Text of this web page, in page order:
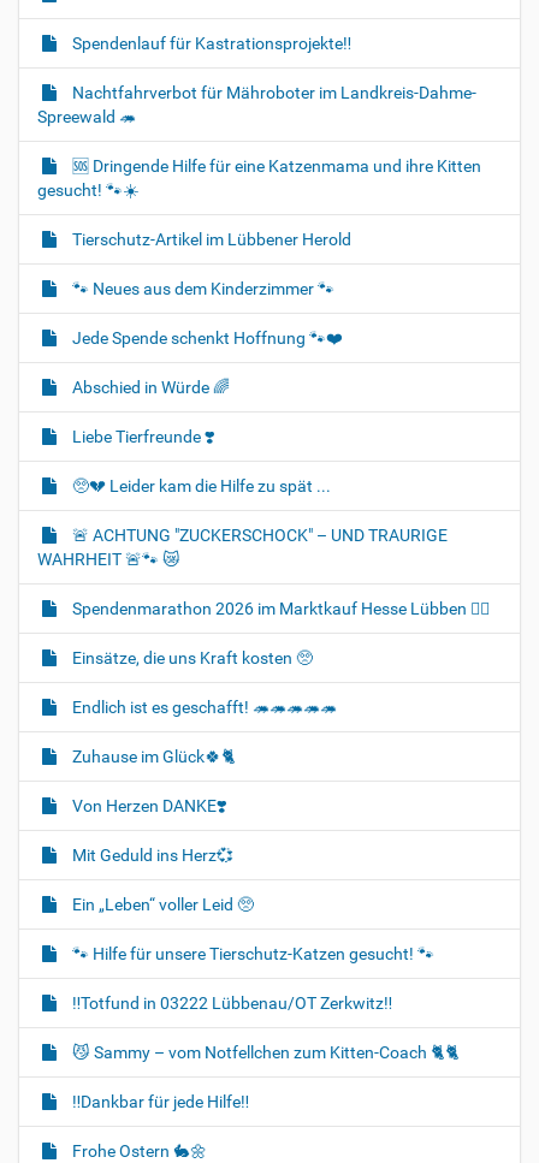
Spendenlauf für Kastrationsprojekte‼️
Nachtfahrverbot für Mähroboter im Landkreis-Dahme-
Spreewald 🦔
🆘️ Dringende Hilfe für eine Katzenmama und ihre Kitten
gesucht! 🐾☀️
Tierschutz-Artikel im Lübbener Herold
🐾 Neues aus dem Kinderzimmer 🐾
Jede Spende schenkt Hoffnung 🐾❤️
Abschied in Würde 🌈
Liebe Tierfreunde ❣️
🥺💔 Leider kam die Hilfe zu spät ...
🚨 ACHTUNG "ZUCKERSCHOCK" – UND TRAURIGE
WAHRHEIT 🚨🐾 😿
Spendenmarathon 2026 im Marktkauf Hesse Lübben 👍🏻
Einsätze, die uns Kraft kosten 🥺
Endlich ist es geschafft! 🦔🦔🦔🦔🦔
Zuhause im Glück🍀🐈‍
Von Herzen DANKE❣️
Mit Geduld ins Herz💞
Ein „Leben“ voller Leid 🥺
🐾 Hilfe für unsere Tierschutz-Katzen gesucht! 🐾
‼️Totfund in 03222 Lübbenau/OT Zerkwitz‼️
😼 Sammy – vom Notfellchen zum Kitten-Coach 🐈🐈‍
‼️Dankbar für jede Hilfe‼️
Frohe Ostern 🐇🌼